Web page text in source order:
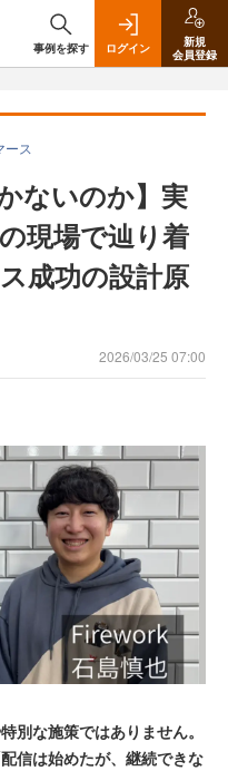
事例を探す ログイン
新規
会員登録
ース
ないのか】実
現場で辿り着
成功の設計原
2026/03/25 07:00
別な施策ではありません。
信は始めたが、継続できな